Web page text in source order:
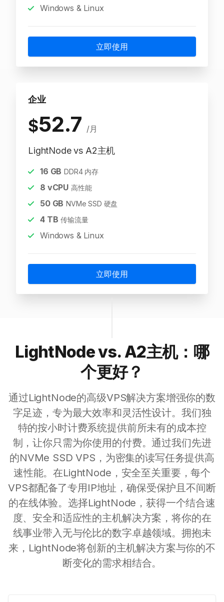
Windows & Linux
立即使用
企业
$52.7 /月
LightNode vs A2主机
16 GB DDR4 内存
8 vCPU 高性能
50GB NVMe SSD 硬盘
4TB 传输流量
Windows & Linux
立即使用
LightNode vs. A2主机：哪
个更好？
通过LightNode的高级VPS解决方案增强你的数
字足迹，专为最大效率和灵活性设计。我们独
特的按小时计费系统提供前所未有的成本控
制，让你只需为你使用的付费。通过我们先进
的NVMe SSD VPS，为密集的读写任务提供高
速性能。在LightNode，安全至关重要，每个
VPS都配备了专用IP地址，确保受保护且不间断
的在线体验。选择LightNode，获得一个结合速
度、安全和适应性的主机解决方案，将你的在
线事业带入无与伦比的数字卓越领域。拥抱未
来，LightNode将创新的主机解决方案与你的不
断变化的需求相结合。